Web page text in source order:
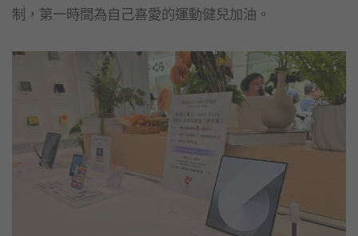
制，第一時間為自己喜愛的運動健兒加油。